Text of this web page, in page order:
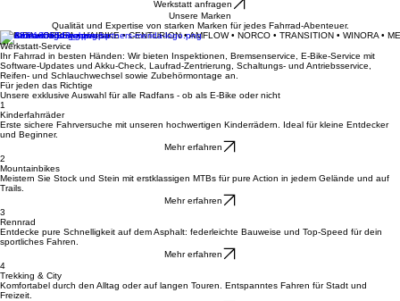
Informiere mich über Leasing
Werkstatt anfragen
Unsere Marken
Qualität und Expertise von starken Marken für jedes Fahrrad-Abenteuer.
MERIDA • ORBEA • HAIBIKE • CENTURION • AMFLOW • NORCO • TRANSITION • WINORA •
Werkstatt-Service
Ihr Fahrrad in besten Händen: Wir bieten Inspektionen, Bremsenservice, E-Bike-Service mit
Software-Updates und Akku-Check, Laufrad-Zentrierung, Schaltungs- und Antriebsservice,
Reifen- und Schlauchwechsel sowie Zubehörmontage an.
Für jeden das Richtige
Unsere exklusive Auswahl für alle Radfans - ob als E-Bike oder nicht
1
Kinderfahrräder
Erste sichere Fahrversuche mit unseren hochwertigen Kinderrädern. Ideal für kleine Entdecker
und Beginner.
Mehr erfahren
2
Meistern Sie Stock und Stein mit erstklassigen MTBs für pure Action in jedem Gelände und auf
Trails.
Mehr erfahren
3
Rennrad
Entdecke pure Schnelligkeit auf dem Asphalt: federleichte Bauweise und Top-Speed für dein
sportliches Fahren.
Mehr erfahren
4